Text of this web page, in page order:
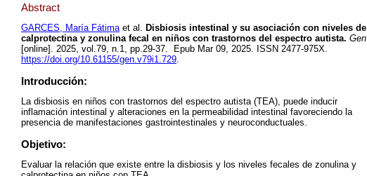
Abstract
GARCES, María Fátimaet al. Disbiosis intestinal y su asociación con niveles de
calprotectina y zonulina fecal en niños con trastornos del espectro autista. Gen
[online]. 2025, vol.79, n.1, pp.29-37. Epub Mar 09, 2025. ISSN 2477-975X.
https://doi.org/10.61155/gen.v79i1.729.
Introducción:
La disbiosis en niños con trastornos del espectro autista (TEA), puede inducir
inflamación intestinal y alteraciones en la permeabilidad intestinal favoreciendo la
presencia de manifestaciones gastrointestinales y neuroconductuales.
Objetivo:
Evaluar la relación que existe entre la disbiosis y los niveles fecales de zonulina y